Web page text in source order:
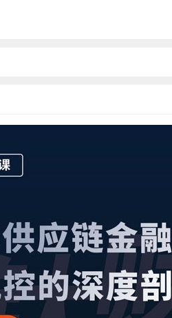
未通过验收网贷机构后期风险
事件’、‘应急还款通道’、‘未
，PPmoney网贷CEO胡新则表
意的是，目前通过测评的商业
贷行业将走向规范化，投资安全
为，其中，《风险应急预案》
不转让承诺书，主要是针对部